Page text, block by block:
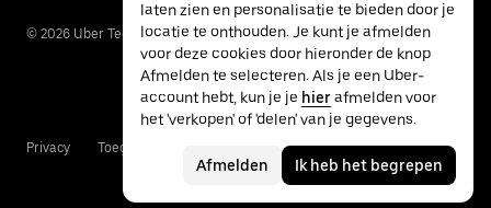
© 2026 Uber Technologies Inc.
Privacy Toegankelijkheid Voorwaarden
laten zien en personalisatie te bieden door je
locatie te onthouden. Je kunt je afmelden
voor deze cookies door hieronder de knop
Afmelden te selecteren. Als je een Uber-
account hebt, kun je je hierafmelden voor
het 'verkopen' of 'delen' van je gegevens.
Afmelden Ik heb het begrepen